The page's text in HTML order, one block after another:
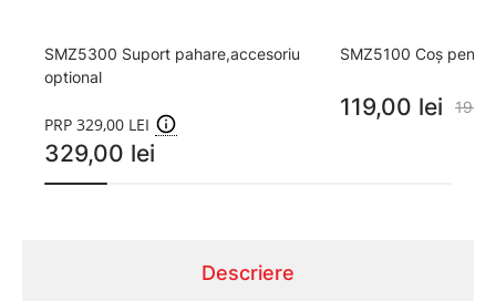
SMZ5300 Suport pahare,accesoriu
optional
PRP 329,00 LEI
329,00 lei
SMZ5100 Coș
119,00 lei
Descriere